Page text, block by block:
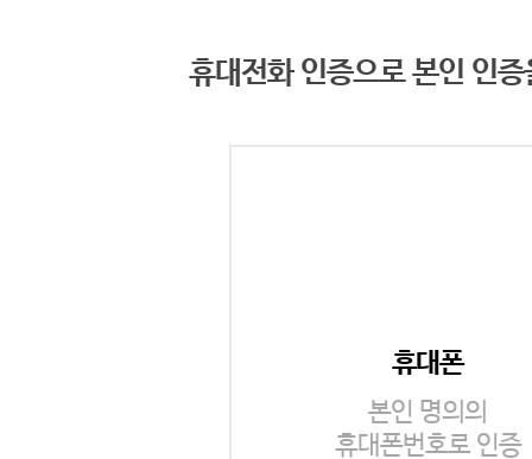
휴대전화 인증으로 본인 인증
휴대폰
본인 명의의
휴대폰번호로 인증